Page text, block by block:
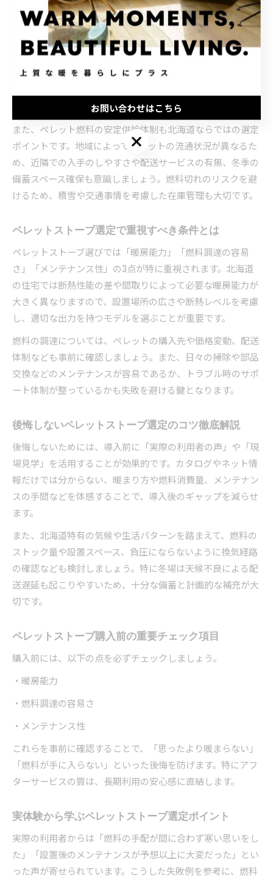
北海道でペレットストーブを選ぶ際は、厳寒期の暖房性能が
最重要です。北海道の冬は本州と比較して極端に冷え込み、
稼働時期も長期にわたるため、カタログ値だけでなく、実際
の暖房出力や部屋全体への熱の伝わりやすさを確認しましょ
う。特に広いリビングや吹き抜けがある住宅では、ストーブ
また、ペレット燃料の安定供給体制も北海道ならではの選定
ポイントです。地域によってペレットの流通状況が異なるた
め、近隣での入手のしやすさや配送サービスの有無、冬季の
備蓄スペース確保も意識しましょう。燃料切れのリスクを避
けるため、積雪や交通事情を考慮した在庫管理も大切です。
ペレットストーブ選定で重視すべき条件とは
ペレットストーブ選びでは「暖房能力」「燃料調達の容易
さ」「メンテナンス性」の3点が特に重視されます。北海道
の住宅では断熱性能の差や間取りによって必要な暖房能力が
大きく異なりますので、設置場所の広さや断熱レベルを考慮
し、適切な出力を持つモデルを選ぶことが重要です。
燃料の調達については、ペレットの購入先や価格変動、配送
体制なども事前に確認しましょう。また、日々の掃除や部品
交換などのメンテナンスが容易であるか、トラブル時のサポ
ート体制が整っているかも失敗を避ける鍵となります。
後悔しないペレットストーブ選定のコツ徹底解説
後悔しないためには、導入前に「実際の利用者の声」や「現
場見学」を活用することが効果的です。カタログやネット情
報だけでは分からない、暖まり方や燃料消費量、メンテナン
スの手間などを体感することで、導入後のギャップを減らせ
ます。
また、北海道特有の気候や生活パターンを踏まえて、燃料の
ストック量や設置スペース、負圧にならないように換気経路
の確認なども検討しましょう。特に冬場は天候不良による配
送遅延も起こりやすいため、十分な備蓄と計画的な補充が大
切です。
ペレットストーブ購入前の重要チェック項目
購入前には、以下の点を必ずチェックしましょう。
・暖房能力
・燃料調達の容易さ
・メンテナンス性
これらを事前に確認することで、「思ったより暖まらない」
「燃料が手に入らない」といった後悔を防げます。特にアフ
ターサービスの質は、長期利用の安心感に直結します。
実体験から学ぶペレットストーブ選定ポイント
実際の利用者からは「燃料の手配が間に合わず寒い思いをし
た」「設置後のメンテナンスが予想以上に大変だった」とい
った声が寄せられています。こうした失敗例を参考に、燃料
お問い合わせはこちら
お問い合わせはこちら